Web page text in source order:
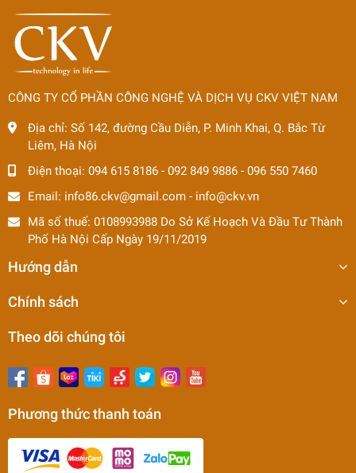
CÔNG TY CỔ PHẦN CÔNG NGHỆ VÀ DỊCH VỤ CKV VIỆT NAM
Địa chỉ: Số 142, đường Cầu Diễn, P. Minh Khai, Q. Bắc Từ
Liêm, Hà Nội
Điện thoại: 094 615 8186 - 092 849 9886 - 096 550 7460
Email: info86.ckv@gmail.com - info@ckv.vn
Mã số thuế: 0108993988 Do Sở Kế Hoạch Và Đầu Tư Thành
Phố Hà Nội Cấp Ngày 19/11/2019
Hướng dẫn
Chính sách
Theo dõi chúng tôi
Phương thức thanh toán